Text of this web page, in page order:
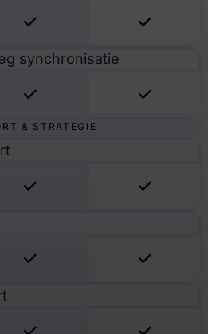
synchronisatie
& STRATEGIE